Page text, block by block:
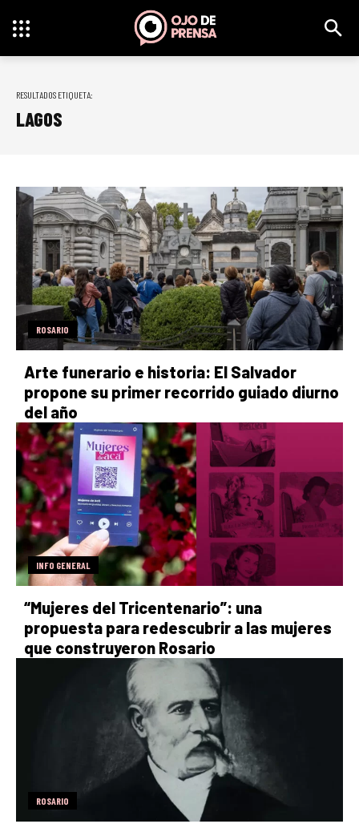
RESULTADOS ETIQUETA:
LAGOS
ROSARIO
Arte funerario e historia: El Salvador
propone su primer recorrido guiado diurno
del año
INFO GENERAL
“Mujeres del Tricentenario”: una
propuesta para redescubrir a las mujeres
que construyeron Rosario
ROSARIO